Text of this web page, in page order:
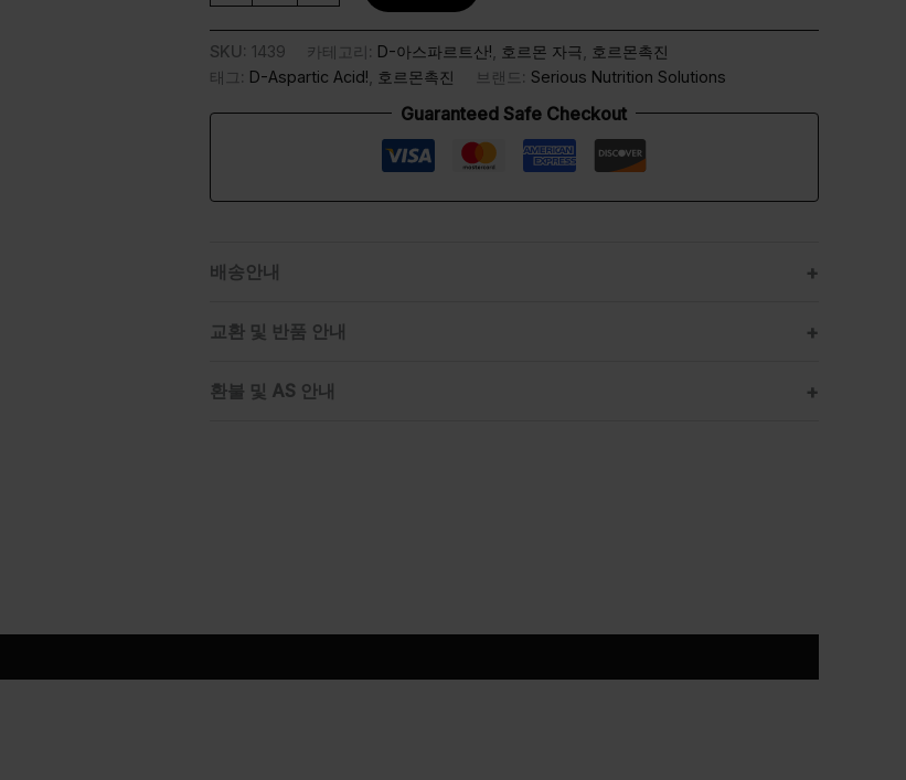
SKU: 1439 카테고리: D-아스파르트산! 호르몬 자극
호르몬촉진
태그: D-Aspartic Acid! 호르몬촉진 브랜드: Serious Nutrition Solutions
Guaranteed Safe Checkout
배송안내
교환 및 반품 안내
환불 및 AS 안내